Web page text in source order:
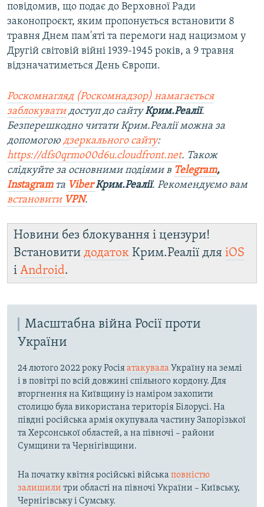
повідомив, що подає до Верховної Ради
законопроєкт, яким пропонується встановити 8
травня Днем пам'яті та перемоги над нацизмом у
Другій світовій війні 1939-1945 років, а 9 травня
відзначатиметься День Європи.
Роскомнагляд (Роскомнадзор) намагається
заблокуватидоступ до сайтуКрим.Реалії.
Безперешкодно читати Крим.Реалії можна за
допомогою дзеркального сайту:
https://dfs0qrmo00d6u.cloudfront.net. Також
слідкуйте за основними подіями в Telegram,
Instagramта ViberКрим.Реалії. Рекомендуємо вам
встановити VPN.
Новини без блокування і цензури!
Встановити додаток Крим.Реалії для iOS
і Android.
Масштабна війна Росії проти
України
24 лютого 2022 року Росіяатакувала Україну на землі
і в повітрі по всій довжині спільного кордону. Для
вторгнення на Київщину із наміром захопити
столицю була використана територія Білорусі. На
півдні російська армія окупувала частину Запорізької
та Херсонської областей, а на півночі – райони
Сумщини та Чернігівщини.
На початку квітня російські війська повністю
залишили три області на півночі України – Київську,
Чернігівську і Сумську.